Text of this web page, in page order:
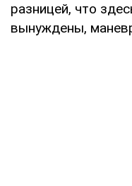
разницей, что
вынуждены,